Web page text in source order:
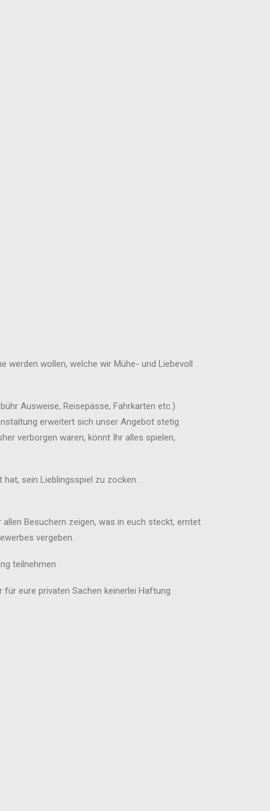
werden wollen, welche wir Mühe- und Liebevoll
Ausweise, Reisepässe, Fahrkarten etc.)
erweitert sich unser Angebot stetig.
verborgen waren, könnt Ihr alles spielen,
sein Lieblingsspiel zu zocken.
Besuchern zeigen, was in euch steckt, erntet
vergeben.
teilnehmen
für eure privaten Sachen keinerlei Haftung